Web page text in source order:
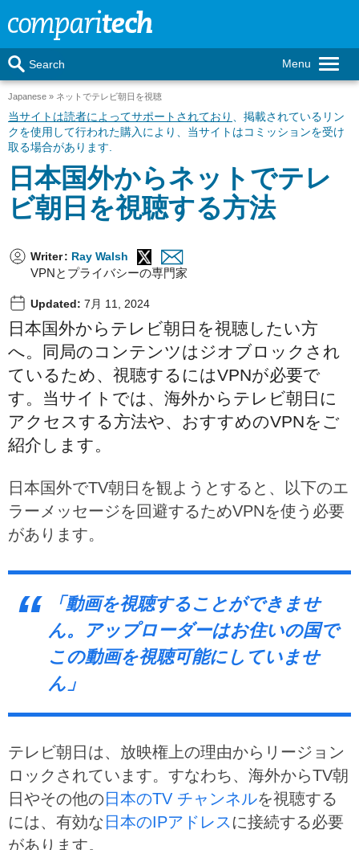
Menu
Search
Japanese ネットでテレビ朝日を視聴
当サイトは読者によってサポートされており
、掲載されているリン
クを使用して行われた購入により、当サイトはコミッションを受け
取る場合があります.
日本国外からネットでテレ
ビ朝日を視聴する方法
Writer: Ray Walsh
VPNとプライバシーの専門家
Updated: 7月 11, 2024
日本国外からテレビ朝日を視聴したい方
へ。同局のコンテンツはジオブロックされ
ているため、視聴するにはVPNが必要で
す。当サイトでは、海外からテレビ朝日に
アクセスする方法や、おすすめのVPNをご
紹介します。
日本国外でTV朝日を観ようとすると、以下のエ
ラーメッセージを回避するためVPNを使う必要
があります。
「動画を視聴することができませ
ん。アップローダーはお住いの国で
この動画を視聴可能にしていませ
ん」
テレビ朝日は、放映権上の理由からリージョン
ロックされています。すなわち、海外からTV朝
日やその他の 日本のTV チャンネルを視聴する
には、有効な 日本のIPアドレス に接続する必要
があります。